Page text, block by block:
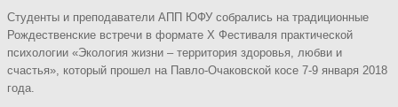
Студенты и преподаватели АПП ЮФУ собрались на традиционные
Рождественские встречи в формате X Фестиваля практической
психологии «Экология жизни – территория здоровья, любви и
счастья», который прошел на Павло-Очаковской косе 7-9 января 2018
года.